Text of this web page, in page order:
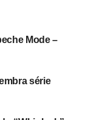
Mode –
série